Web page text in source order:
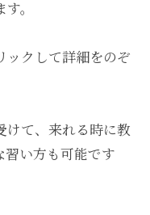
。
ックして詳細をのぞ
けて、来れる時に教
習い方も可能です